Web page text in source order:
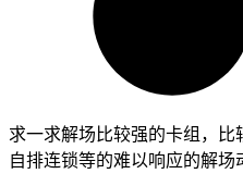
求一求解场比较强的卡组，
自排连锁等的难以响应的解场